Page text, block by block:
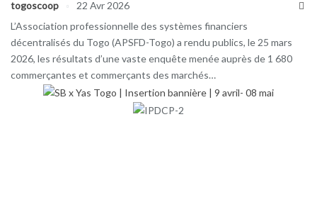
togoscoop
22 Avr 2026
L’Association professionnelle des systèmes financiers
décentralisés du Togo (APSFD-Togo) a rendu publics, le 25 mars
2026, les résultats d’une vaste enquête menée auprès de 1 680
commerçantes et commerçants des marchés…